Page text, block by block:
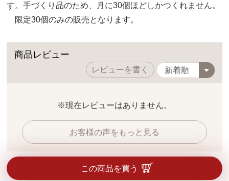
す。手づくり品のため、月に30個ほどしかつくれません。
限定30個のみの販売となります。
商品レビュー
レビューを書く
※現在レビューはありません。
お客様の声をもっと見る
この商品を買う